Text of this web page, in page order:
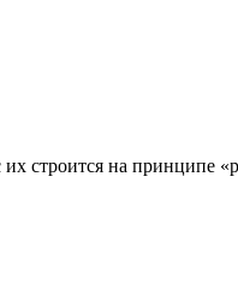
строится на принципе